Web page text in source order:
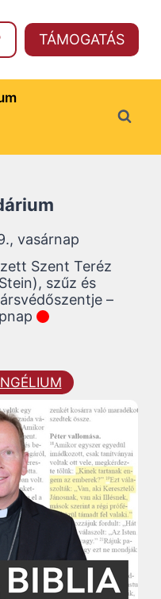
TÁMOGATÁS
vasárnap
Szent Teréz
szűz és
–